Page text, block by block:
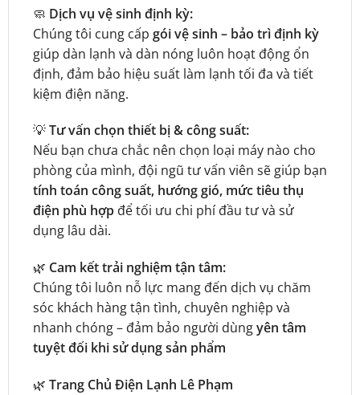
🧼 Dịch vụ vệ sinh định kỳ:
Chúng tôi cung cấp gói vệ sinh – bảo trì định kỳ
giúp dàn lạnh và dàn nóng luôn hoạt động ổn
định, đảm bảo hiệu suất làm lạnh tối đa và tiết
kiệm điện năng.
💡Tư vấn chọn thiết bị & công suất:
Nếu bạn chưa chắc nên chọn loại máy nào cho
phòng của mình, đội ngũ tư vấn viên sẽ giúp bạn
tính toán công suất, hướng gió, mức tiêu thụ
điện phù hợpđể tối ưu chi phí đầu tư và sử
dụng lâu dài.
🌿 Cam kết trải nghiệm tận tâm:
Chúng tôi luôn nỗ lực mang đến dịch vụ chăm
sóc khách hàng tận tình, chuyên nghiệp và
nhanh chóng – đảm bảo người dùngyên tâm
tuyệt đối khi sử dụng sản phẩm
🌿 Trang Chủ Điện Lạnh Lê Phạm